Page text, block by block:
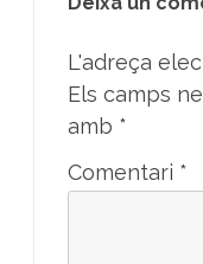
L'adreça
Els camps
amb *
Comentari *